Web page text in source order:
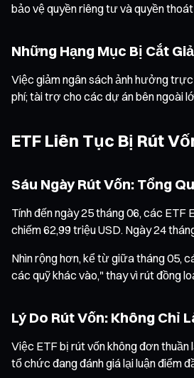
bảo vệ quyền riêng tư và quyền
Những Hạng Mục Bị Cắt
Việc giảm ngân sách ảnh hưởng
phí; tài trợ cho các dự án bên ngoài
ETF Liên Tục Bị Rút
Sáu Ngày Rút Vốn: Tổng
Tính đến ngày 25 tháng 06, các
chiếm 62,99 triệu USD. Ngày 24
Nhìn rộng hơn, kể từ giữa tháng 05,
các quỹ khác vào," thay vì rút đồng
Lý Do Rút Vốn: Không Chỉ
Việc ETF bị rút vốn không đơn
tổ chức đang đánh giá lại luận điểm